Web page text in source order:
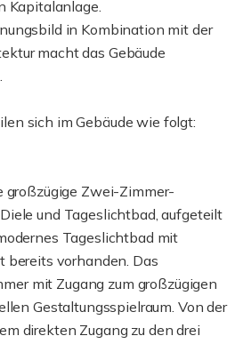
Kapitalanlage.
in Kombination mit der
macht das Gebäude
sich im Gebäude wie folgt:
großzügige Zwei-Zimmer-
und Tageslichtbad, aufgeteilt
Tageslichtbad mit
bereits vorhanden. Das
mit Zugang zum großzügigen
Gestaltungsspielraum. Von der
direkten Zugang zu den drei